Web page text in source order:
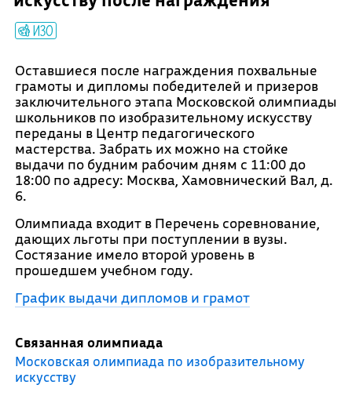
ИЗО
Оставшиеся после награждения похвальные
грамоты и дипломы победителей и призеров
заключительного этапа Московской олимпиады
школьников по изобразительному искусству
переданы в Центр педагогического
мастерства. Забрать их можно на стойке
выдачи по будним рабочим дням с 11:00 до
18:00 по адресу: Москва, Хамовнический Вал, д.
6.
Олимпиада входит в Перечень соревнование,
дающих льготы при поступлении в вузы.
Состязание имело второй уровень в
прошедшем учебном году.
График выдачи дипломов и грамот
Связанная олимпиада
Московская олимпиада по изобразительному
искусству